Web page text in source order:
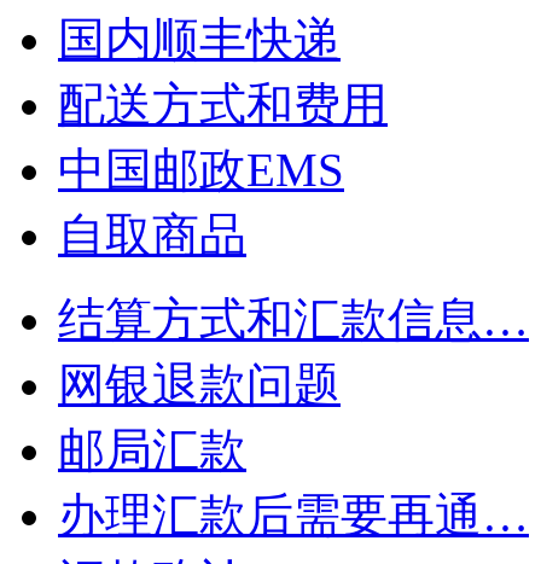
国内顺丰快递
配送方式和费用
中国邮政EMS
自取商品
结算方式和汇款信息…
网银退款问题
邮局汇款
办理汇款后需要再通…